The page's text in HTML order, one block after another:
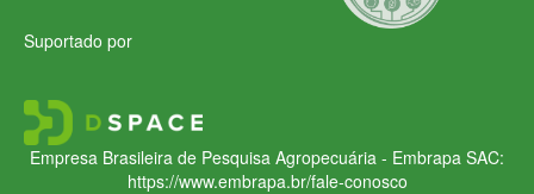
Suportado por
Empresa Brasileira de Pesquisa Agropecuária - Embrapa SAC:
https://www.embrapa.br/fale-conosco